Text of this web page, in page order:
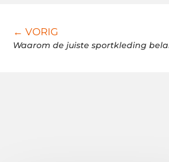
← VORIG
Waarom de juiste sportkleding